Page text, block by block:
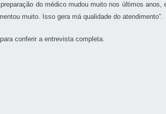
do médico mudou muito nos últimos
muito. Isso gera má qualidade do atendimento”.
conferir a entrevista completa.